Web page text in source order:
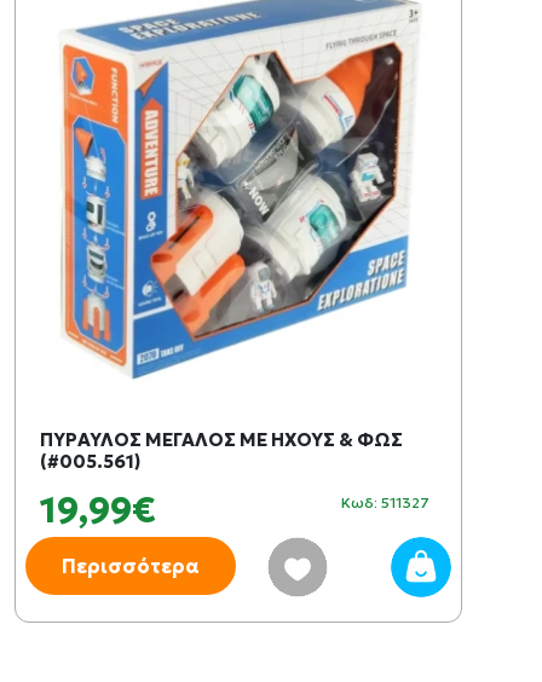
ΠΥΡΑΥΛΟΣ ΜΕΓΑΛΟΣ ΜΕ ΗΧΟΥΣ & ΦΩΣ
(#005.561)
19,99€ Κωδ: 511327
Περισσότερα